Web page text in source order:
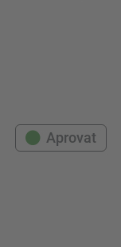
Aprovat